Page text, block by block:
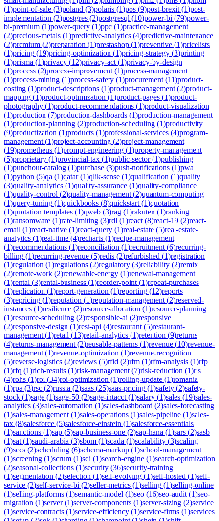
(1)point-of-sale (3)poland (3)polaris (1)pos (9)post-brexit (1)post-
implementation (2)postgres (2)postgresql (10)power-bi (79)power-
bi-premium (1)power-query (1)ppc (1)practice-management
(2)precious-metals (1)predictive-analytics (4)predictive-maintenance
(2)premium (2)preparation (1)prestashop (1)preventive (1)pricelists
(1)pricing (19)pricing-optimization (1)pricing-strategy (3)printing
(1)prisma (1)privacy (12)privacy-act (1)privacy-by-design
(1)process (2)process-improvement (1)process-management
(1)process-mining (1)process-safety (1)procurement (11)product-
costing (1)product-descriptions (1)product-management (2)product-
mapping (1)product-optimization (1)product-pages (1)product-
photography (1)product-recommendations (1)product-visualization
(1)production (7)production-dashboards (1)production-management
(1)production-planning (2)production-scheduling (1)productivity
(9)productization (1)products (1)professional-services (4)program-
management (1)project-accounting (2)project-management
(19)prometheus (1)prompt-engineering (1)property-management
(5)proprietary (1)provincial-tax (1)public-sector(1)publishing
(1)punchout-catalog (1)purchase (3)push-notifications (1)pwa
(1)python (5)qa (1)qatar(1)qlik-sense (1)qualification (1)quality
(3)quality-analytics (1)quality-assurance (1)quality-compliance
(1)quality-control (2)quality-management (2)quantum-computing
(1)query-tuning (1)quickbooks (8)quickstart (1)quotation
(1)quotation-templates (1)qweb (3)rag (1)rakuten (1)ranking
(1)ransomware (1)rate-limiting (3)rdl (1)react (8)react-19 (2)react-
email (1)react-native (1)react-query (1)real-estate (5)real-estate-
analytics (1)real-time (4)recharts (1)recipe-management
(1)recommendations (1)reconciliation (1)recruitment (6)recurring-
billing (1)recurring-revenue (5)redis (2)refurbished (1)registration
(1)regulation (1)regulations (2)regulatory (3)reliability (2)remix
(2)remote-work (2)renewable-energy (1)renewal-management
(1)rental (3)rental-business (1)reorder-point (1)repeat-purchases
(1)replication (1)report-generation (1)reporting (12)reports
(3)repricing (1)reputation (1)reputation-management (2)reserved-
instances (1)resilience (2)resource-allocation (1)resource-planning
(1)resource-scheduling (2)responsible-ai (2)responsive
(2)responsive-design (1)rest-api (4)restaurant (5)restaurant-
management (1)retail (13)retail-analytics (1)retention (9)returns
(4)returns-management (2)reusable-patterns (1)revenue (10)revenue-
management (1)revenue-optimization (1)revenue-recognition
(5)reverse-logistics (2)reviews (5)rfid (2)rfm (1)rfm-analysis (1)rfp
(1)rfq (1)rich-results (1)risk-management (7)risk-reduction (1)rls
(4)rohs (1)roi (34)roi-optimization (1)rolling-update (1)romania
(1)rpa (3)rsc (2)russia (2)saas (25)saas-pricing (1)safety (2)safety-
stock (1)sage (1)sage-50 (2)sage-intacct (1)salary (1)sales (19)sales-
analytics (3)sales-automation (1)sales-dashboard (2)sales-forecasting
(1)sales-management (1)sales-operations (1)sales-pipeline (1)sales-
tax (8)salesforce (5)salesforce-einstein (1)salesforce-essentials
(1)sanctions (1)sap (5)sap-business-one (2)sap-hana (1)sars (2)sasb
(1)sat (1)saudi-arabia (3)sbom (1)scada (1)scalability (3)scaling
(9)sccs (2)scheduling (6)schema-markup (1)school-management
(1)screening (1)scrum (1)sdi (1)search-engine (1)search-optimization
(2)seasonal-collections (1)security (36)security-training
(1)segmentation (2)selection (1)self-evolving (1)self-hosted (1)self-
service (2)self-service-bi (2)seller-metrics (1)selling (1)selling-online
(1)selling-platforms (1)semantic-model (1)seo (16)seo-audit (1)seo-
migration (1)server(1)server-components (1)server-sizing (2)service
(1)service-contracts (1)service-efficiency (1)service-firms (1)services